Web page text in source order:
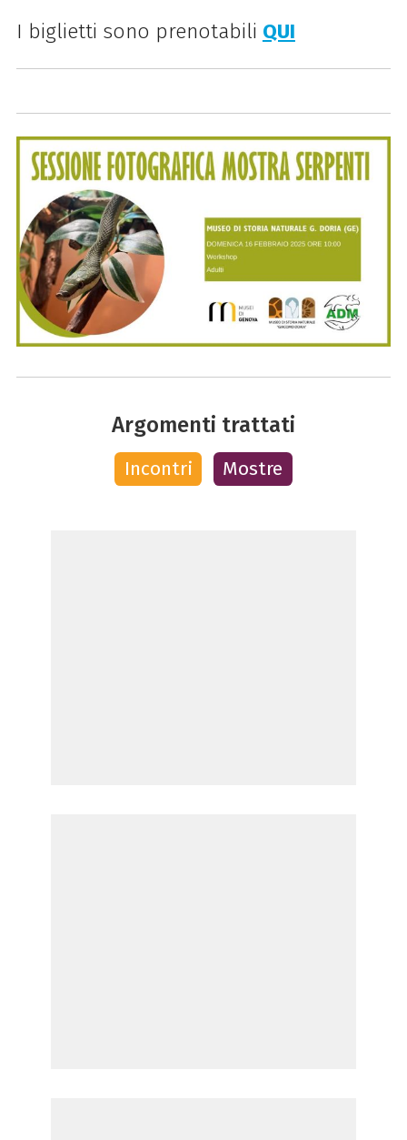
I biglietti sono prenotabili QUI
Argomenti trattati
Incontri Mostre